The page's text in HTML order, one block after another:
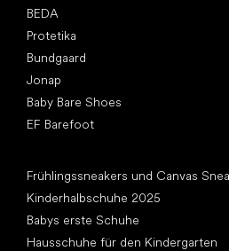
BEDA
Protetika
Bundgaard
Jonap
Baby Bare Shoes
EF Barefoot
Frühlingssneakers und Canvas
Kinderhalbschuhe 2025
Babys erste Schuhe
Hausschuhe für den Kindergarten